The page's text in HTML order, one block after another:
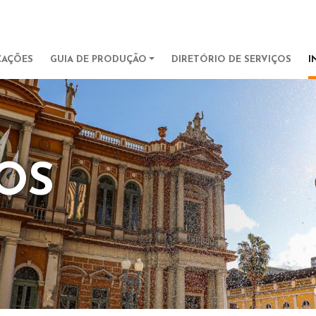
GUIA DE PRODUÇÃO DIRETÓRIO DE SERVIÇOS